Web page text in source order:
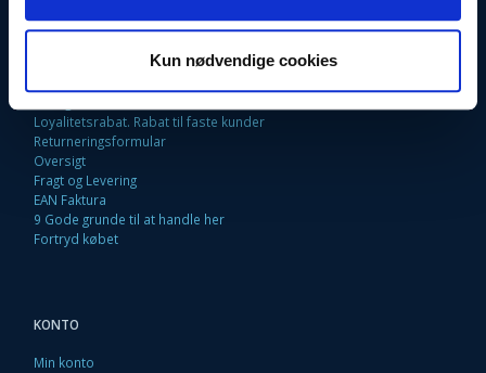
Kun nødvendige cookies
Loyalitetsrabat. Rabat til faste kunder
Returneringsformular
Oversigt
Fragt og Levering
EAN Faktura
9 Gode grunde til at handle her
Fortryd købet
KONTO
Min konto